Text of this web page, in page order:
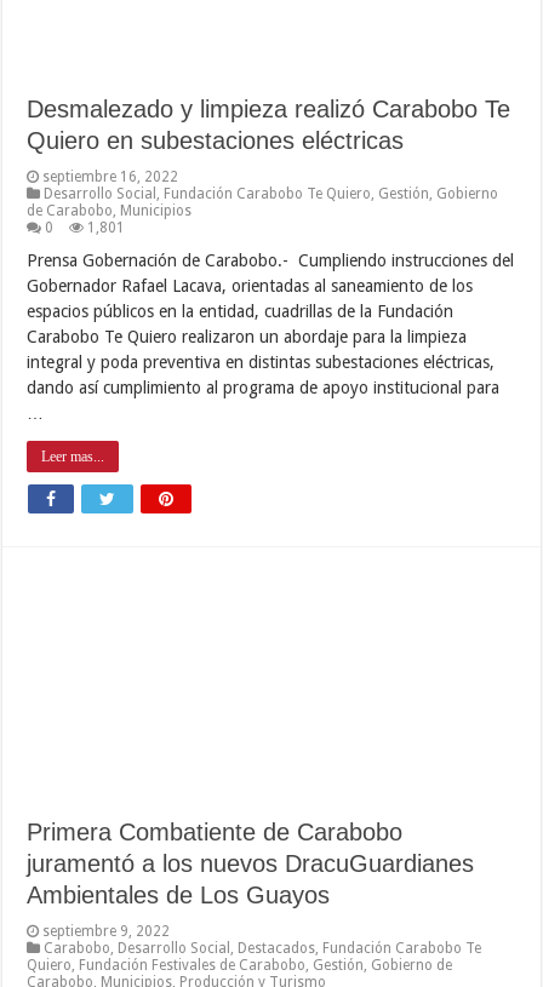
Desmalezado y limpieza realizó Carabobo Te
Quiero en subestaciones eléctricas
septiembre 16, 2022
Desarrollo Social , Fundación Carabobo Te Quiero, Gestión, Gobierno
de Carabobo, Municipios
0
1,801
Prensa Gobernación de Carabobo.- Cumpliendo instrucciones del
Gobernador Rafael Lacava, orientadas al saneamiento de los
espacios públicos en la entidad, cuadrillas de la Fundación
Carabobo Te Quiero realizaron un abordaje para la limpieza
integral y poda preventiva en distintas subestaciones eléctricas,
dando así cumplimiento al programa de apoyo institucional para
Leer mas...
Primera Combatiente de Carabobo
juramentó a los nuevos DracuGuardianes
Ambientales de Los Guayos
septiembre 9, 2022
Carabobo Desarrollo Social Destacados Fundación Carabobo Te
Quiero Fundación Festivales de Carabobo Gestión Gobierno de
Carabobo Municipios Producción y Turismo